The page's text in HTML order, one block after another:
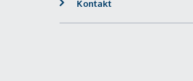
Kontakt